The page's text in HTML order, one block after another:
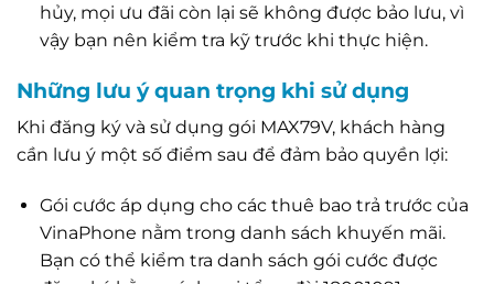
hủy, mọi ưu đãi còn lại sẽ không được bảo lưu, vì
vậy bạn nên kiểm tra kỹ trước khi thực hiện.
Những lưu ý quan trọng khi sử dụng
Khi đăng ký và sử dụng gói MAX79V, khách hàng
cần lưu ý một số điểm sau để đảm bảo quyền lợi:
Gói cước áp dụng cho các thuê bao trả trước của
VinaPhone nằm trong danh sách khuyến mãi.
Bạn có thể kiểm tra danh sách gói cước được